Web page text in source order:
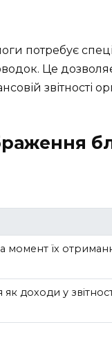
потребує
Це
звітності
момент їх
доходи у